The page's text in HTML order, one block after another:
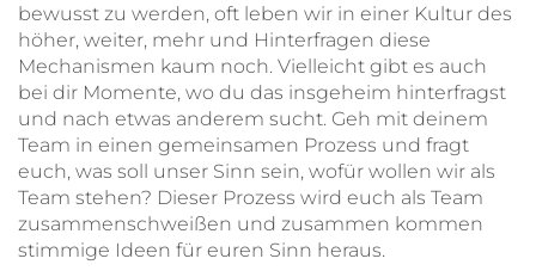
bewusst zu werden, oft leben wir in einer Kultur des
höher, weiter, mehr und Hinterfragen diese
Mechanismen kaum noch. Vielleicht gibt es auch
bei dir Momente, wo du das insgeheim hinterfragst
und nach etwas anderem sucht. Geh mit deinem
Team in einen gemeinsamen Prozess und fragt
euch, was soll unser Sinn sein, wofür wollen wir als
Team stehen? Dieser Prozess wird euch als Team
zusammenschweißen und zusammen kommen
stimmige Ideen für euren Sinn heraus.